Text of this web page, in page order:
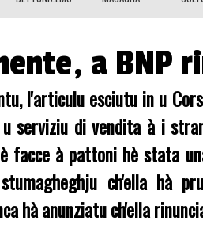
a BNP
l'articulu esciutu in u
serviziu di vendita à i
facce à pattoni hè stata
ch'ella hà
hà anunziatu ch'ella